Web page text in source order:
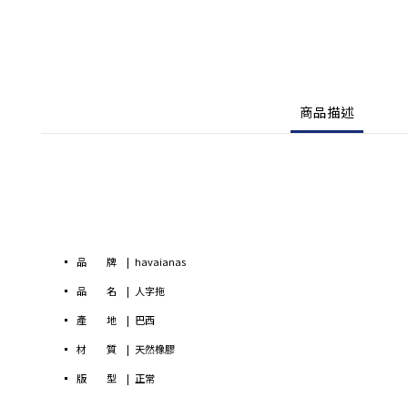
商品描述
▪ 品 牌 | havaianas
▪ 品 名 | 人字拖
▪ 產 地 | 巴西
▪ 材 質 | 天然橡膠
▪ 版 型 | 正常